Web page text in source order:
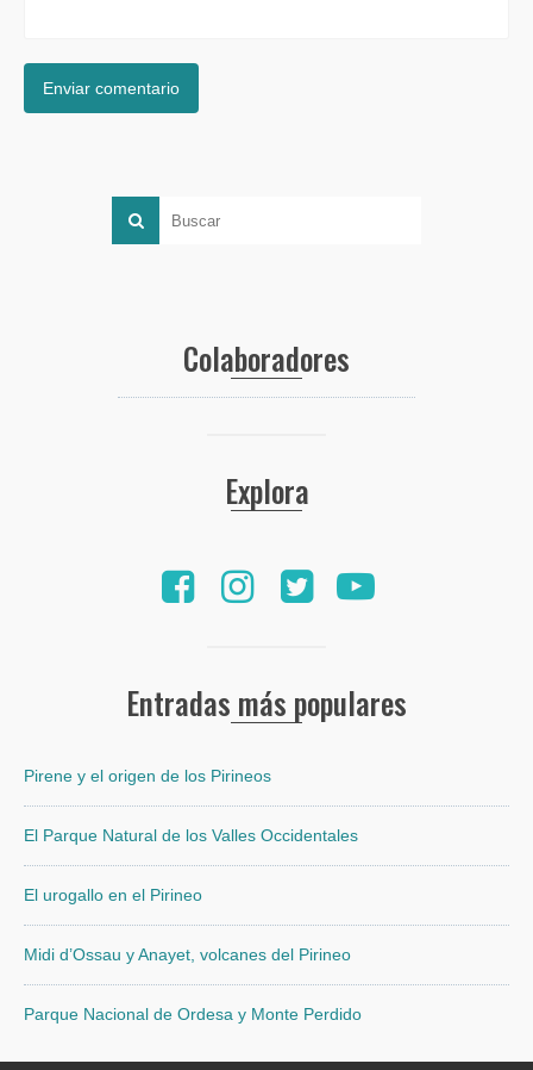
Colaboradores
Explora
Entradas más populares
Pirene y el origen de los Pirineos
El Parque Natural de los Valles Occidentales
El urogallo en el Pirineo
Midi d’Ossau y Anayet, volcanes del Pirineo
Parque Nacional de Ordesa y Monte Perdido